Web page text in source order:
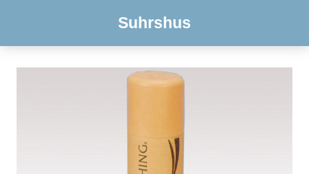
Suhrshus